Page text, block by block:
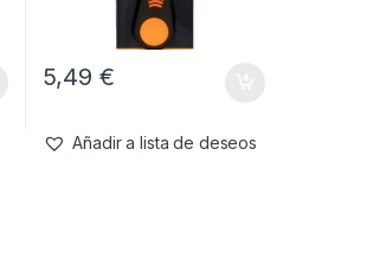
5,49 €
Añadir a lista de deseos